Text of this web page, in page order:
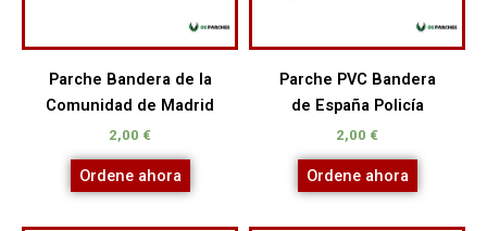
Parche Bandera de la
Comunidad de Madrid
2,00 €
Ordene ahora
Parche PVC Bandera
de España Policía
2,00 €
Ordene ahora